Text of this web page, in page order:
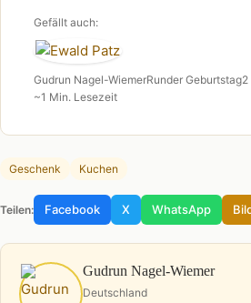
Gefällt auch:
Gudrun Nagel-WiemerRunder Geburtstag2
~1 Min. Lesezeit
Geschenk Kuchen
Teilen: Facebook X WhatsApp
Gudrun Nagel-Wiemer
Deutschland